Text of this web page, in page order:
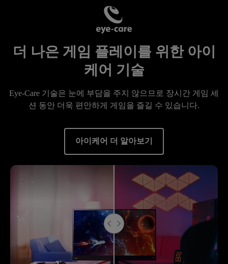
더 나은 게임 플레이를 위한 아이
케어 기술
Eye-Care 기술은 눈에 부담을 주지 않으므로 장시간 게임 세
션 동안 더욱 편안하게 게임을 즐길 수 있습니다.
아이케어 더 알아보기